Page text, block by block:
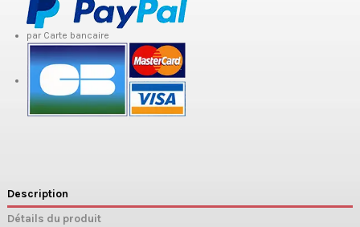
par Carte bancaire
Description
Détails du produit